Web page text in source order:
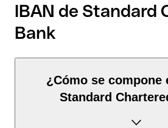
IBAN de Standard
Bank
¿Cómo se compone
Standard